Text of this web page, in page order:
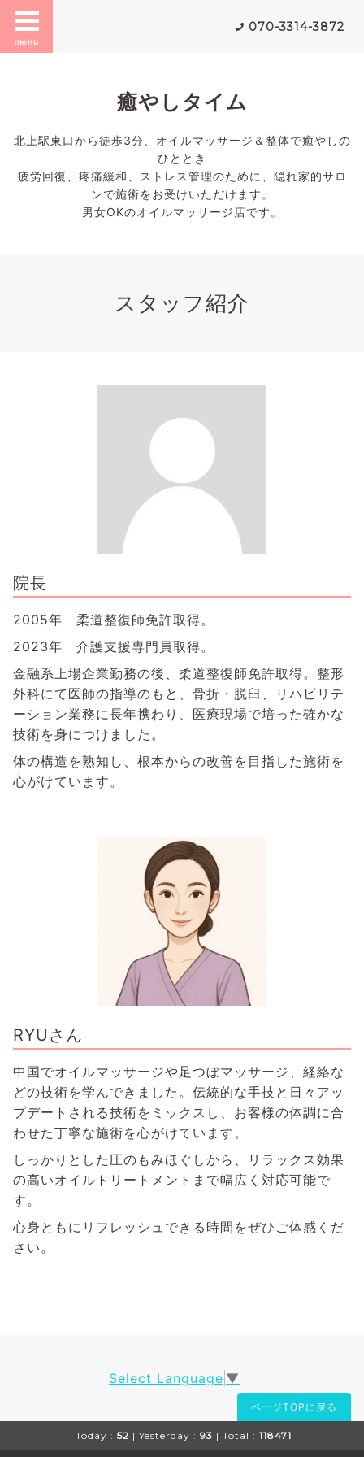
menu
070-3314-3872
癒やしタイム
北上駅東口から徒歩3分、オイルマッサージ＆整体で癒やしの
ひととき
疲労回復、疼痛緩和、ストレス管理のために、隠れ家的サロ
ンで施術をお受けいただけます。
男女OKのオイルマッサージ店です。
スタッフ紹介
院長
2005年 柔道整復師免許取得。
2023年 介護支援専門員取得。
金融系上場企業勤務の後、柔道整復師免許取得。整形
外科にて医師の指導のもと、骨折・脱臼、リハビリテ
ーション業務に長年携わり、医療現場で培った確かな
技術を身につけました。
体の構造を熟知し、根本からの改善を目指した施術を
心がけています。
RYUさん
中国でオイルマッサージや足つぼマッサージ、経絡な
どの技術を学んできました。伝統的な手技と日々アッ
プデートされる技術をミックスし、お客様の体調に合
わせた丁寧な施術を心がけています。
しっかりとした圧のもみほぐしから、リラックス効果
の高いオイルトリートメントまで幅広く対応可能で
す。
心身ともにリフレッシュできる時間をぜひご体感くだ
さい。
Select Language ▼
ページTOPに戻る
Today : 52 | Yesterday : 93 | Total : 118471